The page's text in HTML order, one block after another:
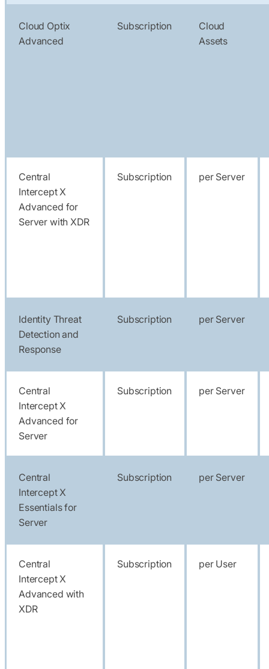
Cloud Optix
Advanced
Subscription
Cloud
Assets
Central
Intercept X
Advanced for
Server with XDR
Subscription per Server
Identity Threat
Detection and
Response
Subscription per Server
Central
Intercept X
Advanced for
Server
Subscription per Server
Central
Intercept X
Essentials for
Server
Subscription per Server
Central
Intercept X
Advanced with
XDR
Subscription per User